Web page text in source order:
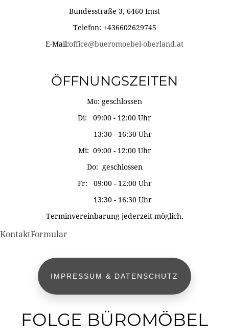
Bundesstraße 3, 6460 Imst
Telefon: +436602629745
E-Mail:office@bueromoebel-oberland.at
ÖFFNUNGSZEITEN
Mo: geschlossen
Di: 09:00 - 12:00 Uhr
13:30 - 16:30 Uhr
Mi: 09:00 - 12:00 Uhr
Do: geschlossen
Fr: 09:00 - 12:00 Uhr
13:30 - 16:30 Uhr
Terminvereinbarung jederzeit möglich.
KontaktFormular
IMPRESSUM & DATENSCHUTZ
FOLGE BÜROMÖBEL